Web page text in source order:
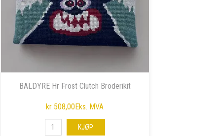
BALDYRE Hr Frost Clutch Broderikit
kr 508,00Eks. MVA
KJØP